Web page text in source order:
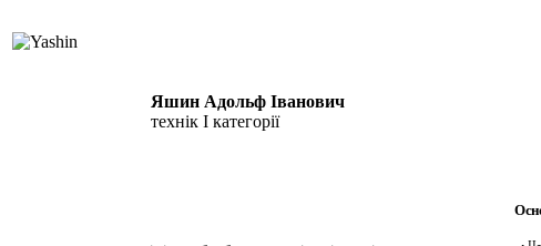
Яшин Адольф Іванович
технік І категорії